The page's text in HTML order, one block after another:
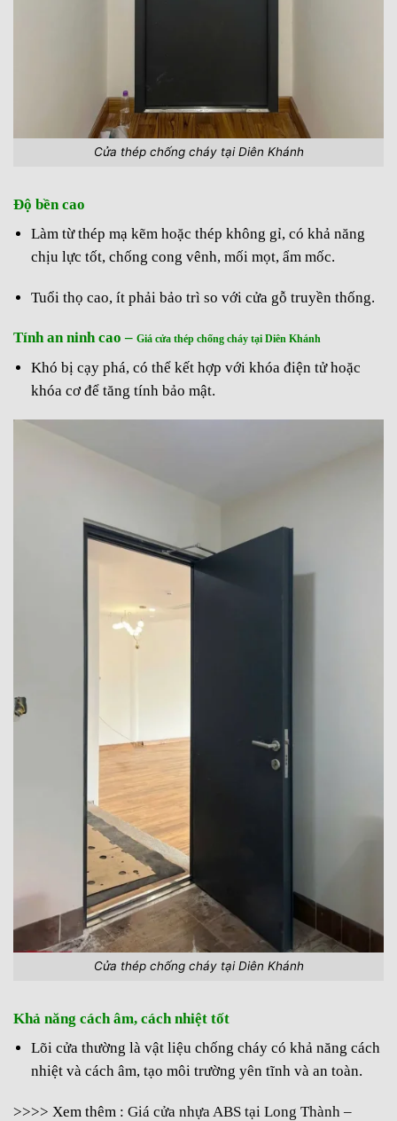
Cửa thép chống cháy tại Diên Khánh
Độ bền cao
Làm từ thép mạ kẽm hoặc thép không gỉ, có khả năng
chịu lực tốt, chống cong vênh, mối mọt, ẩm mốc.
Tuổi thọ cao, ít phải bảo trì so với cửa gỗ truyền thống.
Tính an ninh cao – Giá cửa thép chống cháy tại Diên Khánh
Khó bị cạy phá, có thể kết hợp với khóa điện tử hoặc
khóa cơ để tăng tính bảo mật.
Cửa thép chống cháy tại Diên Khánh
Khả năng cách âm, cách nhiệt tốt
Lõi cửa thường là vật liệu chống cháy có khả năng cách
nhiệt và cách âm, tạo môi trường yên tĩnh và an toàn.
>>>> Xem thêm : Giá cửa nhựa ABS tại Long Thành –